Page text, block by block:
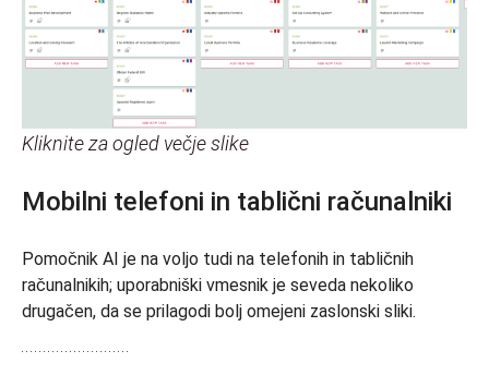
Kliknite za ogled večje slike
Mobilni telefoni in tablični računalniki
Pomočnik AI je na voljo tudi na telefonih in tabličnih
računalnikih; uporabniški vmesnik je seveda nekoliko
drugačen, da se prilagodi bolj omejeni zaslonski sliki.